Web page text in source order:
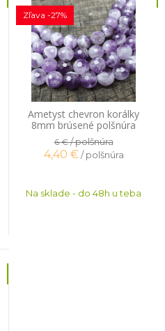
Ametyst chevron korálky
8mm brúsené polšnúra
Zľava -27%
6 €/ polšnúra
4,40 € / polšnúra
Na sklade - do 48h u teba